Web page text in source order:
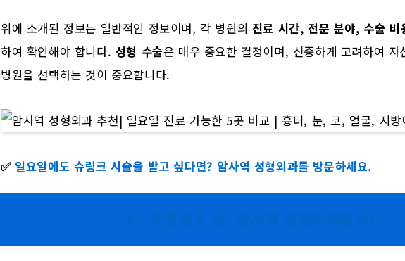
위에 소개된 정보는 일반적인 정보이며, 각 병원의 진료 시간, 전문 분야, 수술 비
하여 확인해야 합니다. 성형 수술은 매우 중요한 결정이며, 신중하게 고려하여 자
병원을 선택하는 것이 중요합니다.
✅ 일요일에도 슈링크 시술을 받고 싶다면? 암사역 성형외과를 방문하세요.